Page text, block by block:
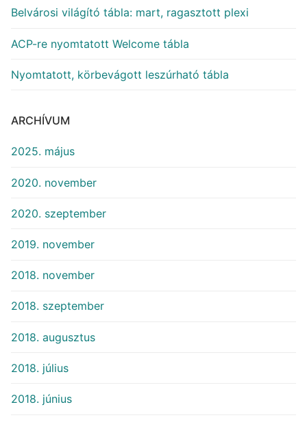
Belvárosi világító tábla: mart, ragasztott plexi
ACP-re nyomtatott Welcome tábla
Nyomtatott, körbevágott leszúrható tábla
ARCHÍVUM
2025. május
2020. november
2020. szeptember
2019. november
2018. november
2018. szeptember
2018. augusztus
2018. július
2018. június